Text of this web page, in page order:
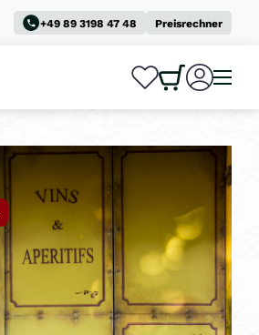
+49 89 3198 47 48 Preisrechner
0